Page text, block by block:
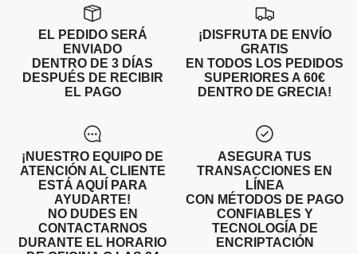
EL PEDIDO SERÁ
ENVIADO
DENTRO DE 3 DÍAS
DESPUÉS DE RECIBIR
EL PAGO
¡DISFRUTA DE ENVÍO
GRATIS
EN TODOS LOS PEDIDOS
SUPERIORES A 60€
DENTRO DE GRECIA!
¡NUESTRO EQUIPO DE
ATENCIÓN AL CLIENTE
ESTÁ AQUÍ PARA
AYUDARTE!
NO DUDES EN
CONTACTARNOS
DURANTE EL HORARIO
ASEGURA TUS
TRANSACCIONES EN
LÍNEA
CON MÉTODOS DE PAGO
CONFIABLES Y
TECNOLOGÍA DE
ENCRIPTACIÓN